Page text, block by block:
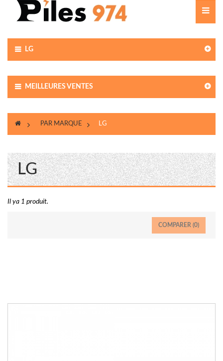
Toggle
LG
MEILLEURES VENTES
> PAR MARQUE > LG
LG
Il ya 1 produit.
COMPARER (0)